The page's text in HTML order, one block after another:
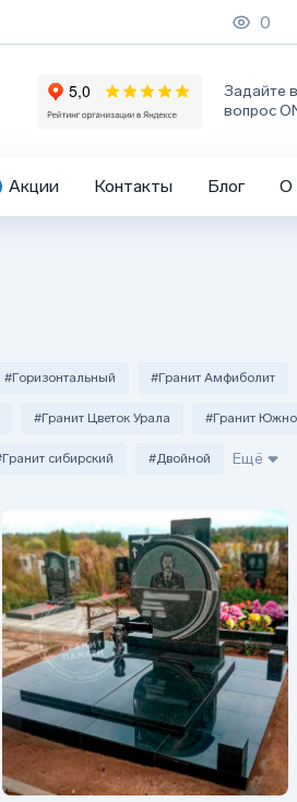
0
Задайте
вопрос
Акции Контакты Блог О
#Горизонтальный #Гранит Амфиболит
#Гранит Цветок Урала #Гранит
сибирский #Двойной